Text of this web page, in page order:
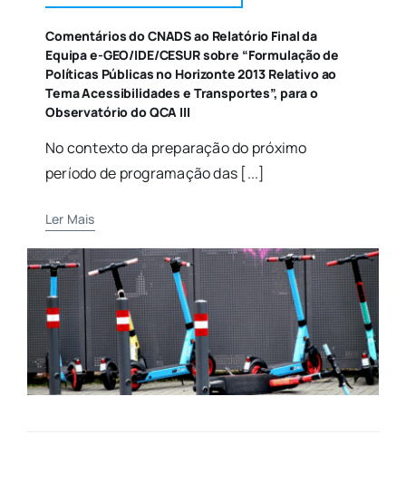
Comentários do CNADS ao Relatório Final da
Equipa e-GEO/IDE/CESUR sobre “Formulação de
Políticas Públicas no Horizonte 2013 Relativo ao
Tema Acessibilidades e Transportes”, para o
Observatório do QCA III
No contexto da preparação do próximo
período de programação das [...]
Ler Mais